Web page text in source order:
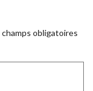
champs obligatoires